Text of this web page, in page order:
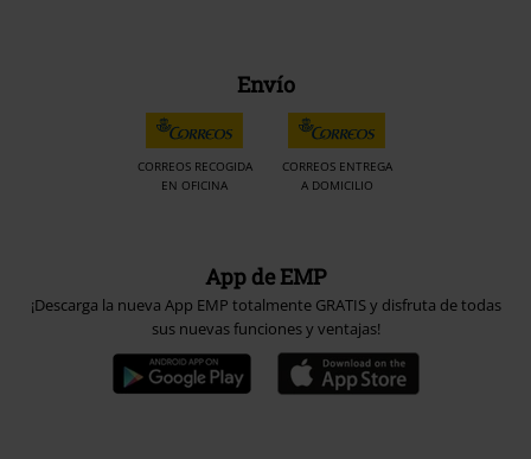
A Warner Music Group Company
Seguridad